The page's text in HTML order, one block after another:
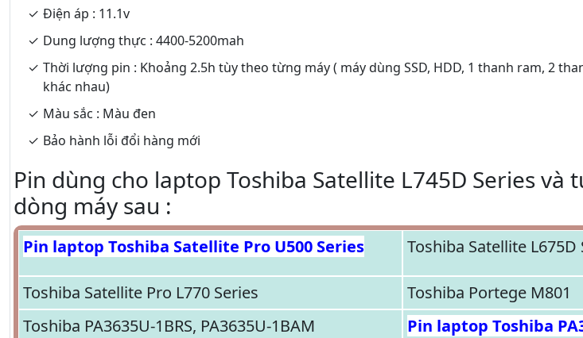
Điện áp : 11.1v
Dung lượng thực : 4400-5200mah
Thời lượng pin : Khoảng 2.5h tùy theo từng máy ( máy dùng SSD, HDD, 1 thanh ram, 2
khác nhau)
Màu sắc : Màu đen
Bảo hành lỗi đổi hàng mới
Pin dùng cho laptop Toshiba Satellite L745D Series và
dòng máy sau :
Pin laptop Toshiba Satellite Pro U500 Series Toshiba Satellite L675D
Toshiba Satellite Pro L770 Series
Toshiba Portege M801
Toshiba PA3635U-1BRS, PA3635U-1BAM
Pin laptop Toshiba